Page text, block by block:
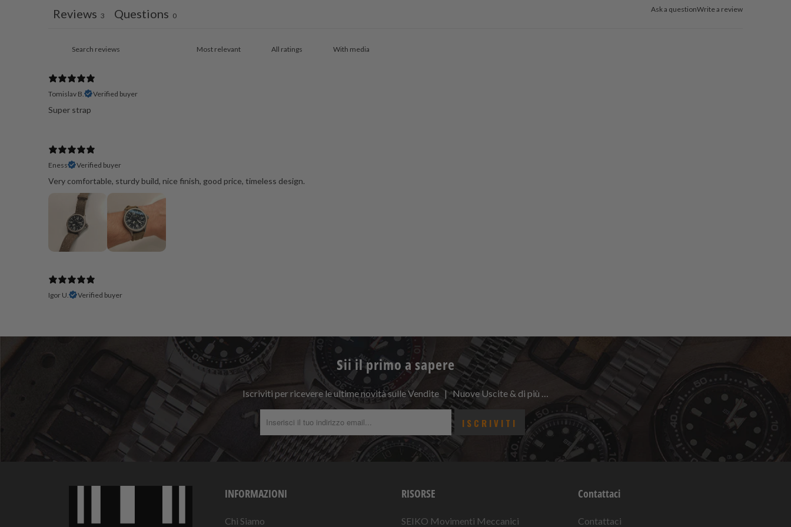
Ask a questionWrite a review
Reviews 3 Questions 0
With media
Tomislav B. Verified buyer
Super strap
Eness Verified buyer
Very comfortable, sturdy build, nice finish, good price, timeless design.
Igor U. Verified buyer
Sii il primo a sapere
Iscriviti per ricevere le ultime novità sulle Vendite | Nuove Uscite & di più …
INFORMAZIONI
Chi Siamo
RISORSE
SEIKO Movimenti Meccanici
Contattaci
Contattaci